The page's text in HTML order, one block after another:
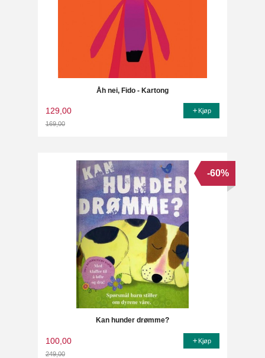
Åh nei, Fido - Kartong
129,00
169,00
Kjøp
Kan hunder drømme?
100,00
249,00
-60%
Kjøp